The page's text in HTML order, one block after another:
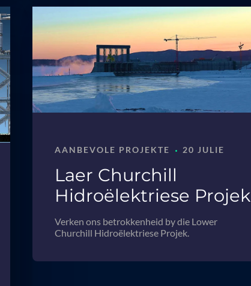
Laer Churchill
Hidroëlektriese Projek
AANBEVOLE PROJEKTE · 20 JULIE
Verken ons betrokkenheid by die Lower
Churchill Hidroëlektriese Projek.